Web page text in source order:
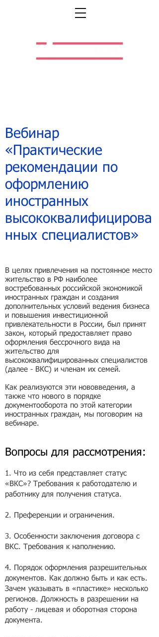
Вебинар
«Практические
рекомендации по
оформлению
иностранных
высококвалифицирова
нных специалистов»
В целях привлечения на постоянное место
жительство в РФ наиболее
востребованных российской экономикой
иностранных граждан и создания
дополнительных условий ведения бизнеса
и повышения инвестиционной
привлекательности в России, был принят
закон, который предоставляет право
оформления бессрочного вида на
жительство для
высококвалифицированных специалистов
(далее - ВКС) и членам их семей.
Как реализуются эти нововведения, а
также что нового в порядке
документооборота по этой категории
иностранных граждан, мы поговорим на
вебинаре.
Вопросы для рассмотрения:
1. Что из себя представляет статус
«ВКС»? Требования к работодателю и
работнику для получения статуса.
2. Преференции и ограничения.
3. Особенности заключения договора с
ВКС. Требования к наполнению.
4. Порядок оформления разрешительных
документов. Как должно быть и как есть.
Зачем указывать в «пластике» несколько
регионов. Должность в разрешении на
работу - лицевая и оборотная сторона
документа.